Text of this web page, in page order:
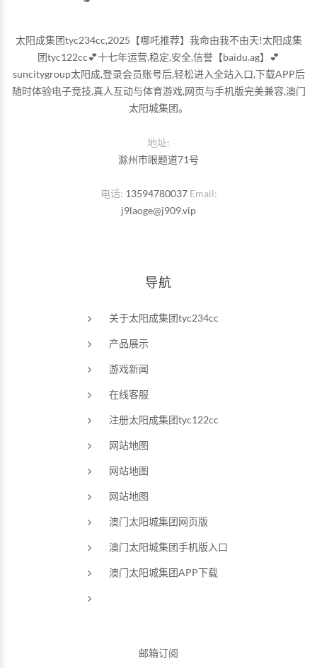
太阳成集团tyc234cc,2025【哪吒推荐】我命由我不由天!太阳成集
团tyc122cc💕十七年运营,稳定,安全,信誉【baidu.ag】💕
suncitygroup太阳成,登录会员账号后,轻松进入全站入口,下载APP后
随时体验电子竞技,真人互动与体育游戏,网页与手机版完美兼容,澳门
太阳城集团。
地址:
滁州市眼题道71号
电话 13594780037 Email
j9laoge@j909.vip
导航
关于太阳成集团tyc234cc
产品展示
游戏新闻
在线客服
注册太阳成集团tyc122cc
网站地图
网站地图
网站地图
澳门太阳城集团网页版
澳门太阳城集团手机版入口
澳门太阳城集团APP下载
邮箱订阅